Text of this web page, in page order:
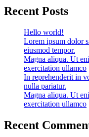
Recent Posts
Hello world!
Lorem ipsum dolor
eiusmod tempor.
Magna aliqua. Ut
exercitation ullamco
In reprehenderit in
nulla pariatur.
Magna aliqua. Ut
exercitation ullamco
Recent